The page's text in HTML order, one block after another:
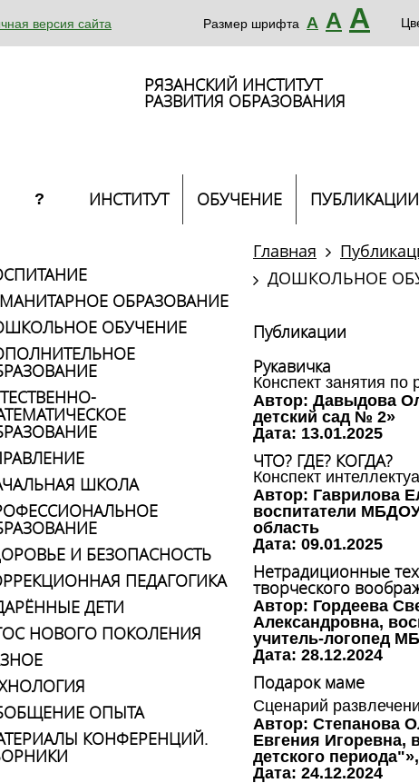
версия сайта Размер шрифта А А А
РЯЗАНСКИЙ ИНСТИТУТ
РАЗВИТИЯ ОБРАЗОВАНИЯ
? ИНСТИТУТ ОБУЧЕНИЕ ПУБЛИКАЦИИ
ОБРАЗОВАНИЕ
ОБУЧЕНИЕ
ШКОЛА
И БЕЗОПАСНОСТЬ
ПЕДАГОГИКА
ДЕТИ
НОВОГО ПОКОЛЕНИЯ
ОПЫТА
КОНФЕРЕНЦИЙ.
Главная
ДОШКОЛЬНОЕ
Публикации
Рукавичка
Конспект занятия по
Автор: Давыдова
детский сад № 2»
Дата: 13.01.2025
ЧТО? ГДЕ? КОГДА?
Конспект
Автор: Гаврилова
воспитатели
область
Дата: 09.01.2025
Нетрадиционные
творческого
Автор: Гордеева
Александровна,
учитель-логопед
Дата: 28.12.2024
Подарок маме
Сценарий
Автор: Степанова
Евгения Игоревна,
детского
Дата: 24.12.2024